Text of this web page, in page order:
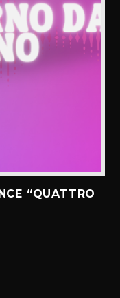
“QUATTRO